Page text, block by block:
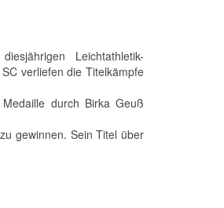
Leichtathletik-
verliefen die Titelkämpfe
durch Birka Geuß
gewinnen. Sein Titel über